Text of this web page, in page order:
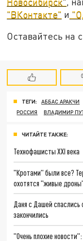
"ВКонтакте" и
Оставайтесь на
ТЕГИ: АББАС АРАКЧИ
РОССИЯ
ВЛАДИМИР
ЧИТАЙТЕ ТАКЖЕ:
Технофашисты XXI века
"Кротами" были все?
охотятся "живые
Даня с Дашей спаслись
закончились
"Очень плохие